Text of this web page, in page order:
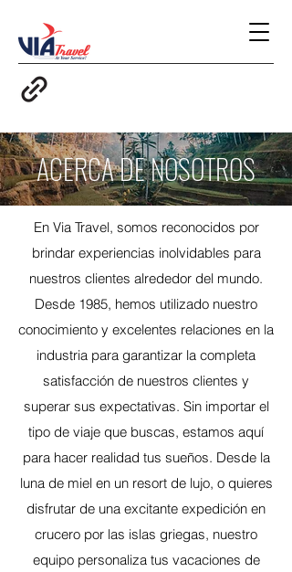
ACERCA DE NOSOTROS
En Via Travel, somos reconocidos por
brindar experiencias inolvidables para
nuestros clientes alrededor del mundo.
Desde 1985, hemos utilizado nuestro
conocimiento y excelentes relaciones en la
industria para garantizar la completa
satisfacción de nuestros clientes y
superar sus expectativas. Sin importar el
tipo de viaje que buscas, estamos aquí
para hacer realidad tus sueños. Desde la
luna de miel en un resort de lujo, o quieres
disfrutar de una excitante expedición en
crucero por las islas griegas, nuestro
equipo personaliza tus vacaciones de